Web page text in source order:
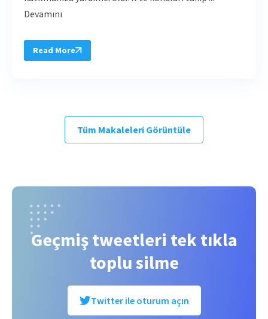
Devamını
Read More
Tüm Makaleleri Görüntüle
Geçmiş tweetleri tek tıkla
toplu silme
Twitter ile oturum açın